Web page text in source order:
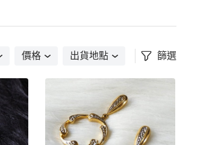
價格 出貨地點 篩選